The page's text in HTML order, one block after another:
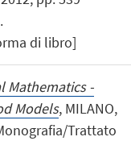
di libro]
Mathematics -
Models, MILANO,
Trattato